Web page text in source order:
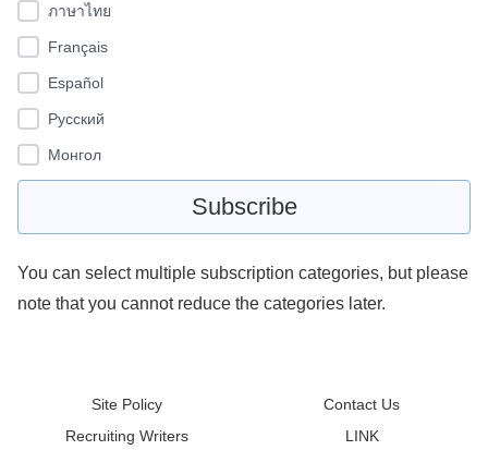
ภาษาไทย
Français
Español
Pусский
Монгол
You can select multiple subscription categories, but please
note that you cannot reduce the categories later.
Site Policy
Contact Us
Recruiting Writers
LINK